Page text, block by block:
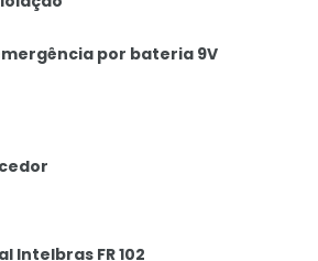
por bateria 9V
Intelbras FR 102